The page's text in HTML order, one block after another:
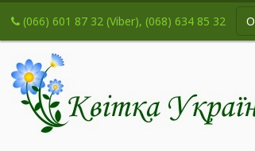
(066) 601 87 32 (Viber), (068) 634 85 32